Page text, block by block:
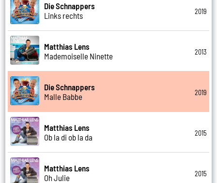
Die Schnappers
Links rechts
2019
Matthias Lens
Mademoiselle Ninette
2013
Die Schnappers
Malle Babbe
2019
Matthias Lens
Ob la di ob la da
2015
Matthias Lens
Oh Julie
2015